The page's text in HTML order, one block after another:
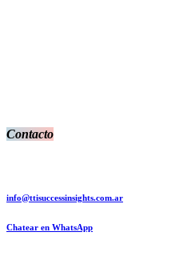
Contacto
info@ttisuccessinsights.com.ar
Chatear en WhatsApp